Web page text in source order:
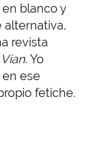
blanco y
alternativa,
revista
. Yo
ese
fetiche.